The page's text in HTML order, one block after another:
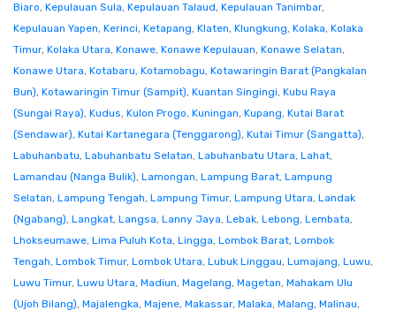
Biaro, Kepulauan Sula, Kepulauan Talaud, Kepulauan Tanimbar,
Kepulauan Yapen, Kerinci, Ketapang, Klaten, Klungkung, Kolaka, Kolaka
Timur, Kolaka Utara, Konawe, Konawe Kepulauan, Konawe Selatan,
Konawe Utara, Kotabaru, Kotamobagu, Kotawaringin Barat (Pangkalan
Bun), Kotawaringin Timur (Sampit), Kuantan Singingi, Kubu Raya
(Sungai Raya), Kudus, Kulon Progo, Kuningan, Kupang, Kutai Barat
(Sendawar), Kutai Kartanegara (Tenggarong), Kutai Timur (Sangatta),
Labuhanbatu, Labuhanbatu Selatan, Labuhanbatu Utara, Lahat,
Lamandau (Nanga Bulik), Lamongan, Lampung Barat, Lampung
Selatan, Lampung Tengah, Lampung Timur, Lampung Utara, Landak
(Ngabang), Langkat, Langsa, Lanny Jaya, Lebak, Lebong, Lembata,
Lhokseumawe, Lima Puluh Kota, Lingga, Lombok Barat, Lombok
Tengah, Lombok Timur, Lombok Utara, Lubuk Linggau, Lumajang, Luwu,
Luwu Timur, Luwu Utara, Madiun, Magelang, Magetan, Mahakam Ulu
(Ujoh Bilang), Majalengka, Majene, Makassar, Malaka, Malang, Malinau,